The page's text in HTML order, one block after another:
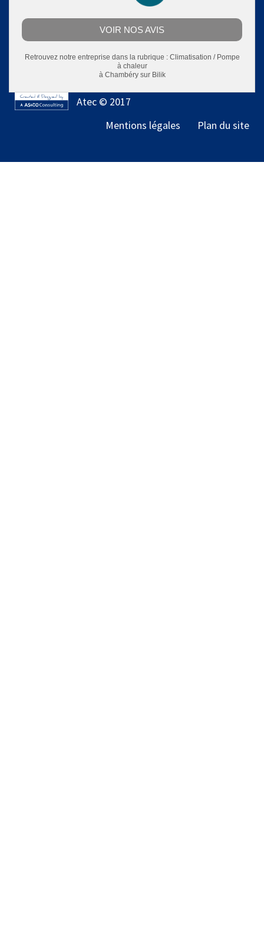
VOIR NOS AVIS
Retrouvez notre entreprise dans la rubrique : Climatisation / Pompe
à chaleur
à Chambérysur Bilik
Atec © 2017
Mentions légales
Plan du site